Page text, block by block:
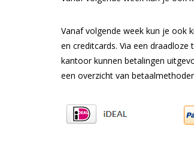
Vanaf volgende week kun je ook
en creditcards. Via een
kantoor kunnen betalingen
een overzicht van